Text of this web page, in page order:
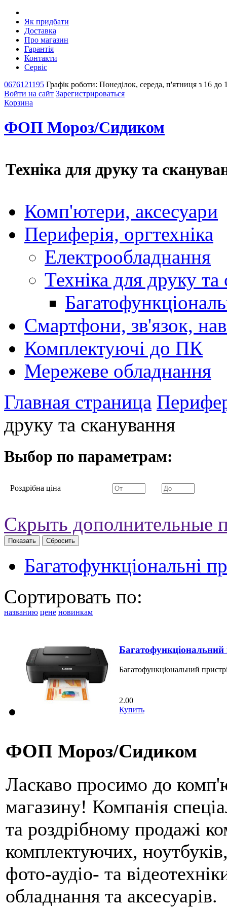
Як придбати
Доставка
Про магазин
Гарантія
Контакти
Сервіс
0676121195 Графік роботи: Понеділок, середа, п'ятниця з 16 до
Войти на сайт Зарегистрироваться
Корзина
ФОП Мороз/Сидиком
Техніка для друку та
Комп'ютери, аксесуари
Периферія, оргтехніка
Електрообладнання
Техніка для друку та
Смартфони, зв'язок,
Комплектуючі до ПК
Мережеве обладнання
Главная страница
друку та сканування
Выбор по параметрам:
Роздрібна ціна
Скрыть дополнительные
Багатофункціональні
Сортировать по:
названию цене новинкам
Багатофункціональний
2.00
Купить
ФОП Мороз/Сидиком
Ласкаво просимо до
магазину! Компанія
та роздрібному продажі
комплектуючих,
фото-аудіо- та
обладнання та аксесуарів.